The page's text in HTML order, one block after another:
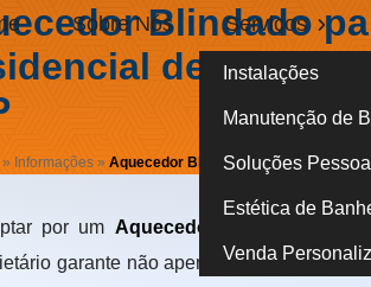
Sobre Nós Serviços
Instalações
Manutenção de
Soluções
Estética de
Venda
Blindado
de Luxo
» Informações »Aquecedor Blindado para Banheira
por um Aquecedor Blindado para
garante não apenas conforto